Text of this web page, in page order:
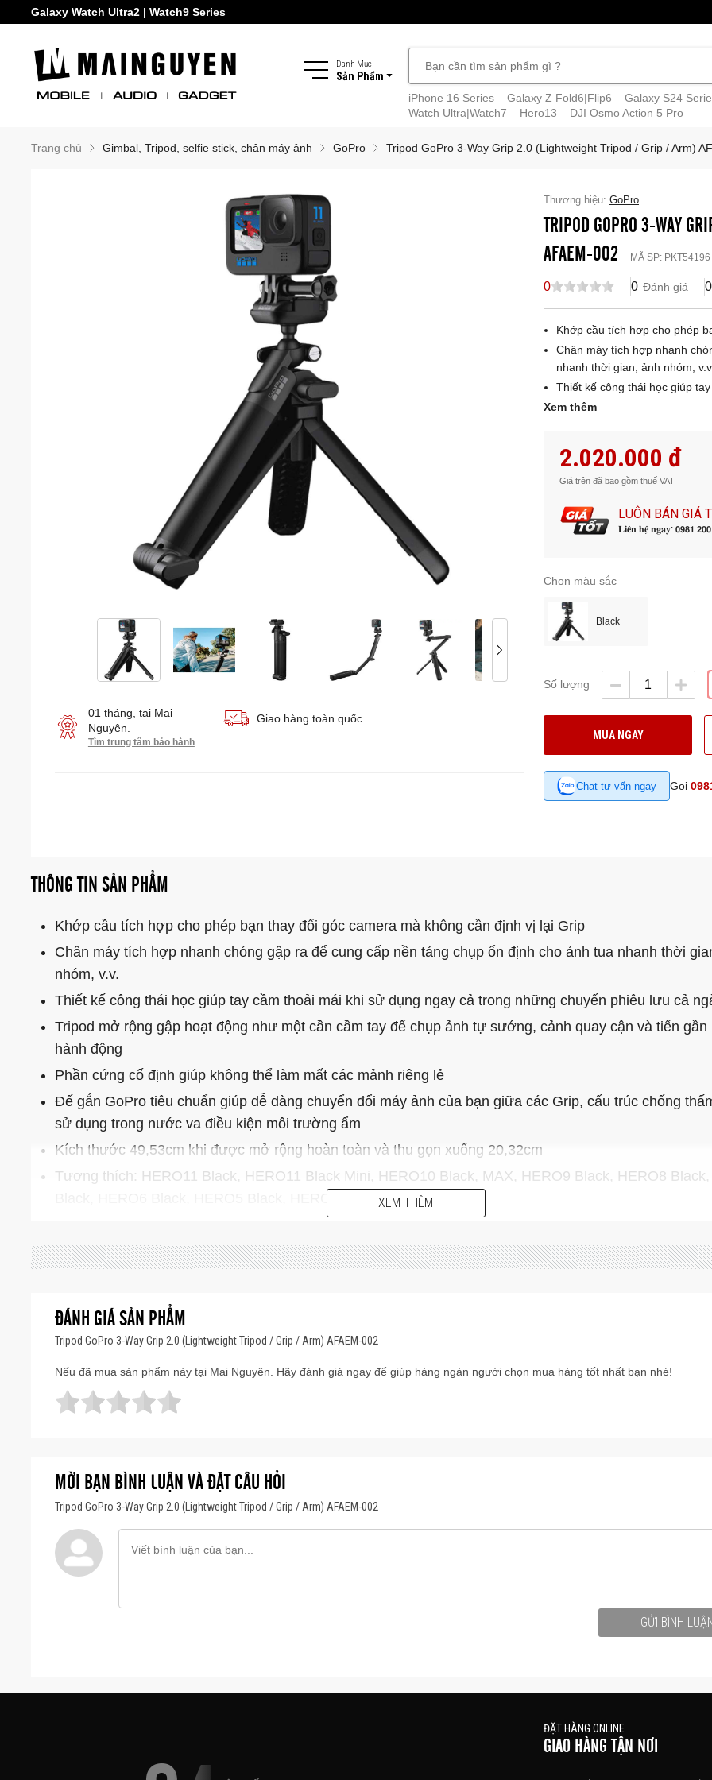
Galaxy Watch Ultra2 | Watch9 Series
Danh Mục
Sản Phẩm
iPhone 16 Series
Galaxy Z Fold6|Flip6 Galaxy S24
Watch Ultra|Watch7
Hero13 DJI Osmo Action 5 Pro
Trang chủ Gimbal, Tripod, selfie stick, chân máy ảnh GoPro Tripod GoPro 3-Way Grip 2.0 (Lightweight Tripod / Grip / Arm)
01 tháng, tại Mai
Nguyên.
Tìm trung tâm bảo hành
Giao hàng toàn quốc
Thương hiệu: GoPro
TRIPOD GOPRO 3-WAY
AFAEM-002
MÃ SP: PKT54196
0 0 Đánh giá 0
Khớp cầu tích hợp cho phép
Chân máy tích hợp nhanh
nhanh thời gian, ảnh nhóm, v.v.
Thiết kế công thái học giúp
phiêu lưu cả ngày
Phần cứng cố định giúp
Đế gắn GoPro tiêu chuẩn
Kích thước 49,53cm khi được
Tương thích: HERO11 Black,
Xem thêm
2.020.000 đ
Giá trên đã bao gồm thuế VAT
LUÔN BÁN GIÁ
𝐋𝐢𝐞̂𝐧 𝐡𝐞̣̂ 𝐧𝐠𝐚𝐲:
Chọn màu sắc
Black
Số lượng
MUA NGAY
Chat tư vấn ngay Gọi
THÔNG TIN SẢN PHẨM
Khớp cầu tích hợp cho phép bạn thay đổi góc camera mà không cần định vị lại Grip
Chân máy tích hợp nhanh chóng gập ra để cung cấp nền tảng chụp ổn định cho ảnh tua nhanh thời
nhóm, v.v.
Thiết kế công thái học giúp tay cầm thoải mái khi sử dụng ngay cả trong những chuyến phiêu lưu cả
Tripod mở rộng gập hoạt động như một cần cầm tay để chụp ảnh tự sướng, cảnh quay cận và tiến gần
hành động
Phần cứng cố định giúp không thể làm mất các mảnh riêng lẻ
Đế gắn GoPro tiêu chuẩn giúp dễ dàng chuyển đổi máy ảnh của bạn giữa các Grip, cấu trúc chống
sử dụng trong nước va điều kiện môi trường ẩm
Kích thước 49,53cm khi được mở rộng hoàn toàn và thu gọn xuống 20,32cm
Tương thích: HERO11 Black, HERO11 Black Mini, HERO10 Black, MAX, HERO9 Black, HERO8
Black, HERO6 Black, HERO5 Black, HERO5 SessionXEM THÊM
ĐÁNH GIÁ SẢN PHẨM
Tripod GoPro 3-Way Grip 2.0 (Lightweight Tripod / Grip / Arm) AFAEM-002
Nếu đã mua sản phẩm này tại Mai Nguyên. Hãy đánh giá ngay để giúp hàng ngàn người chọn mua hàng tốt nhất bạn nhé!
MỜI BẠN BÌNH LUẬN VÀ ĐẶT CÂU HỎI
Tripod GoPro 3-Way Grip 2.0 (Lightweight Tripod / Grip / Arm) AFAEM-002
GỬI BÌNH
ĐẶT HÀNG ONLINE
GIAO HÀNG TẬN NƠI